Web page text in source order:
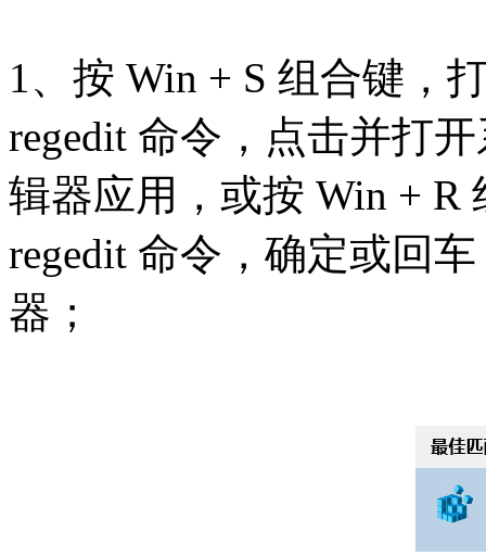
1、按 Win + S 组合键，
regedit 命令，点击并打
辑器应用，或按 Win + R
regedit 命令，确定或回
器；